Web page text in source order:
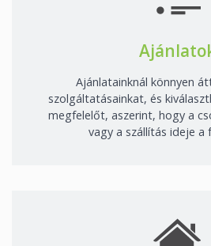
Ajánlatainknál könnyen
szolgáltatásainkat, és
megfelelőt, aszerint, hogy a
vagy a szállítás ideje a